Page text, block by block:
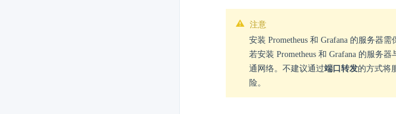
注意
安装 Prometheus 和 Grafana 的服务器需
若安装 Prometheus 和 Grafana 的服务
通网络。不建议通过端口转发的方式将
险。